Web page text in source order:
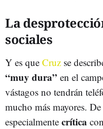
La
sociales
Y es que Cruz se
“muy dura” en el
vástagos no tendrán
mucho más mayores.
especialmente crítica